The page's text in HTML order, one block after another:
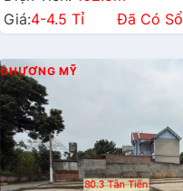
Giá:4-4.5 Tỉ Đã Có Sổ
CHƯƠNG MỸ